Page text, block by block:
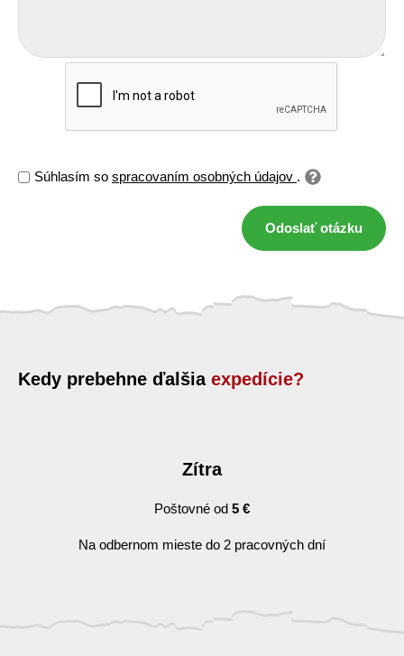
Súhlasím so spracovaním osobných údajov .
Odoslať otázku
Kedy prebehne ďalšia expedície?
Zítra
Poštovné od 5 €
Na odbernom mieste do 2 pracovných dní